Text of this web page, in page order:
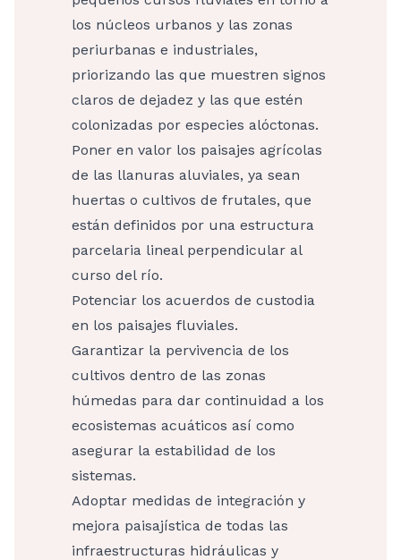
los núcleos urbanos y las zonas
periurbanas e industriales,
priorizando las que muestren signos
claros de dejadez y las que estén
colonizadas por especies alóctonas.
Poner en valor los paisajes agrícolas
de las llanuras aluviales, ya sean
huertas o cultivos de frutales, que
están definidos por una estructura
parcelaria lineal perpendicular al
curso del río.
Potenciar los acuerdos de custodia
en los paisajes fluviales.
Garantizar la pervivencia de los
cultivos dentro de las zonas
húmedas para dar continuidad a los
ecosistemas acuáticos así como
asegurar la estabilidad de los
sistemas.
Adoptar medidas de integración y
mejora paisajística de todas las
infraestructuras hidráulicas y